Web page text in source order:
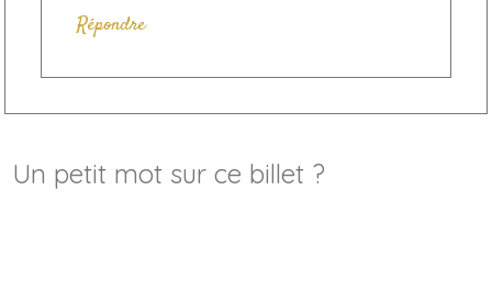
Répondre
Un petit mot sur ce billet ?